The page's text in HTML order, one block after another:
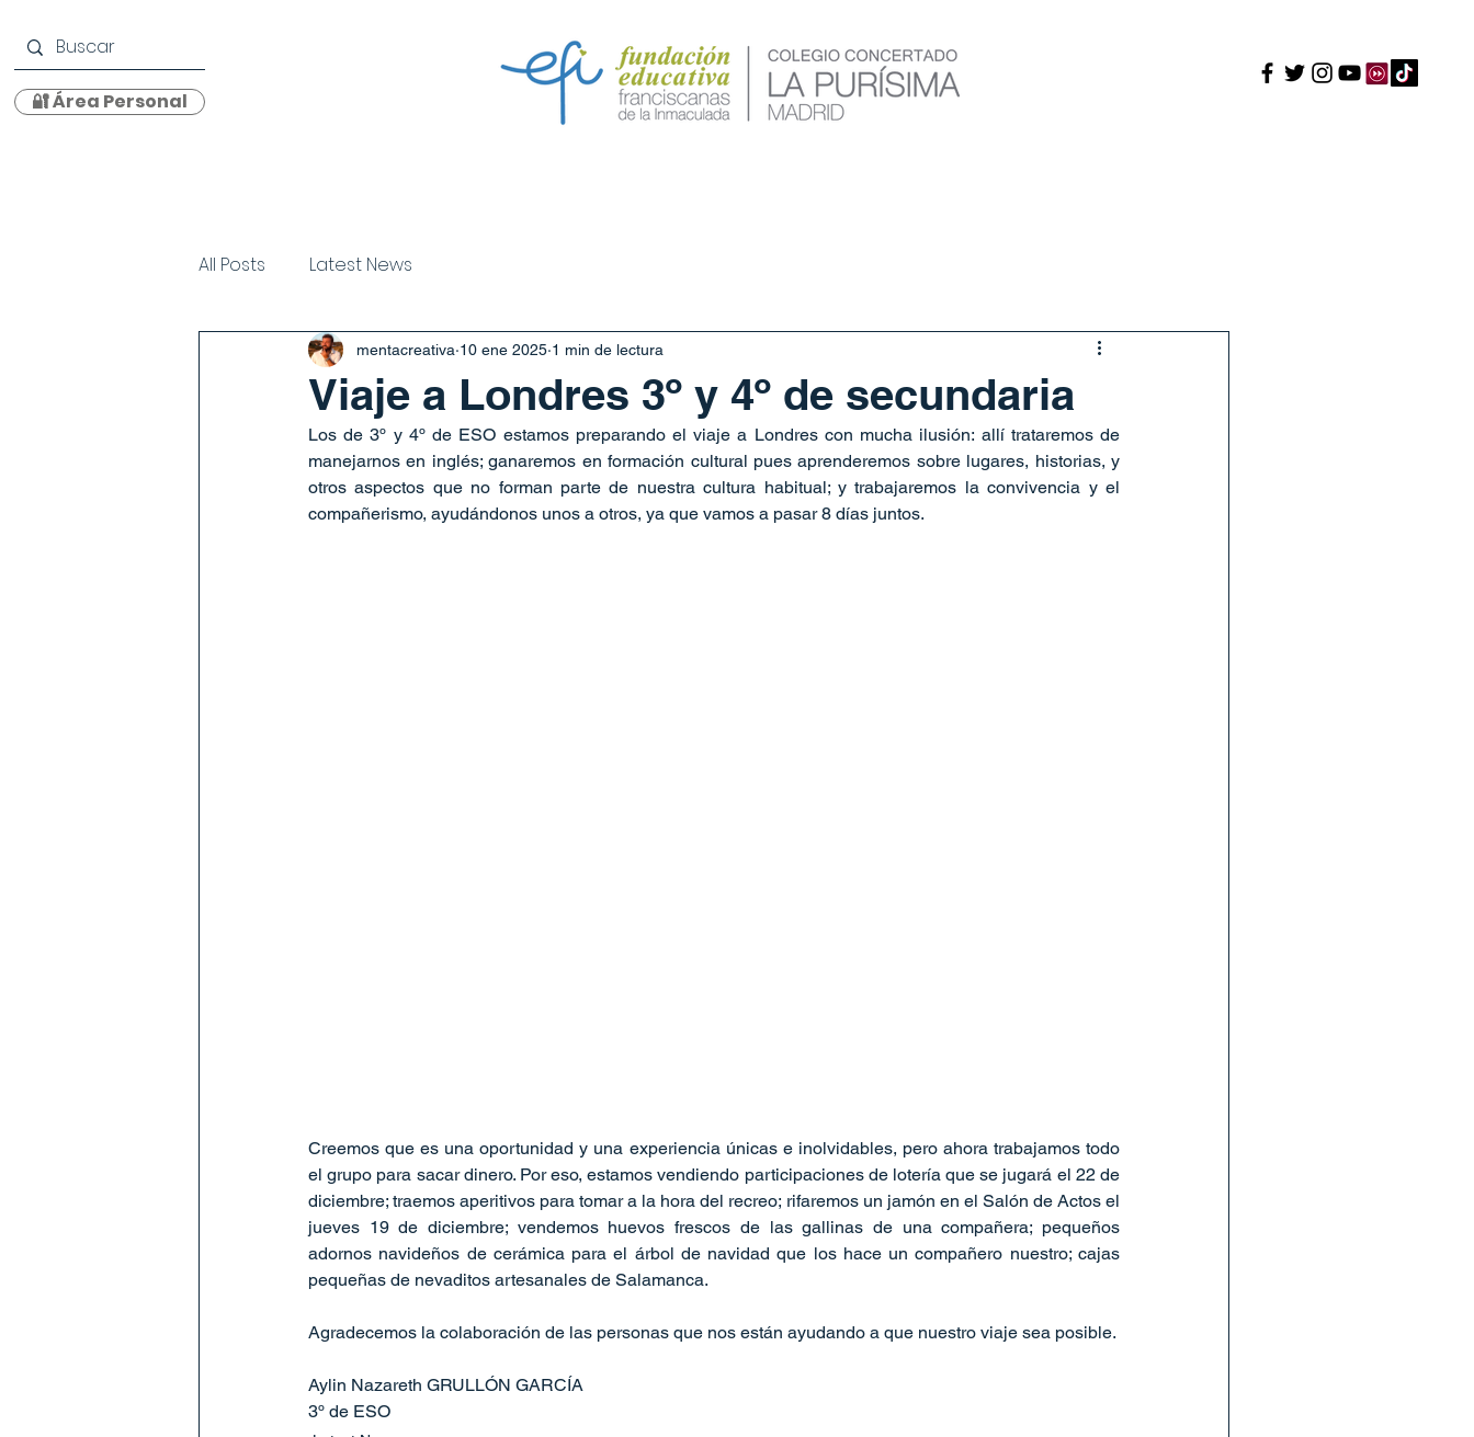
🔐 Área Personal
All Posts Latest News
Viaje a Londres 3º y 4º de secundaria
mentacreativa 10 ene 2025 1 min de lectura
Los de 3º y 4º de ESO estamos preparando el viaje a Londres con mucha ilusión: allí trataremos de
manejarnos en inglés; ganaremos en formación cultural pues aprenderemos sobre lugares, historias, y
otros aspectos que no forman parte de nuestra cultura habitual; y trabajaremos la convivencia y el
compañerismo, ayudándonos unos a otros, ya que vamos a pasar 8 días juntos.
Creemos que es una oportunidad y una experiencia únicas e inolvidables, pero ahora trabajamos todo
el grupo para sacar dinero. Por eso, estamos vendiendo participaciones de lotería que se jugará el 22 de
diciembre; traemos aperitivos para tomar a la hora del recreo; rifaremos un jamón en el Salón de Actos el
jueves 19 de diciembre; vendemos huevos frescos de las gallinas de una compañera; pequeños
adornos navideños de cerámica para el árbol de navidad que los hace un compañero nuestro; cajas
pequeñas de nevaditos artesanales de Salamanca.
Agradecemos la colaboración de las personas que nos están ayudando a que nuestro viaje sea posible.
Aylin Nazareth GRULLÓN GARCÍA
3º de ESO